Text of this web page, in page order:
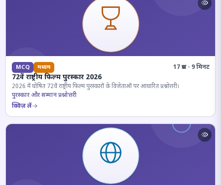
MCQ मध्यम 17 प्रश्न · 9 मिनट
72वें राष्ट्रीय फिल्म पुरस्कार 2026
2026 में घोषित 72वें राष्ट्रीय फिल्म पुरस्कारों के विजेताओं पर आधारित प्रश्नोत्तरी।
पुरस्कार और सम्मान प्रश्नोत्तरी
क्विज़ लें